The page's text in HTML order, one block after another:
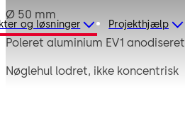
og løsninger Projekthjælp
Ø 50 mm
Poleret aluminium EV1 anodiseret
Nøglehul lodret, ikke koncentrisk